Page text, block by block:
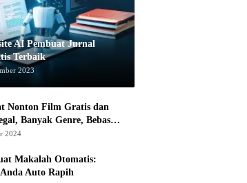
AI Pembuat Jurnal
Terbaik
2023
Nonton Film Gratis dan
Banyak Genre, Bebas
2024
Makalah Otomatis:
Auto Rapih